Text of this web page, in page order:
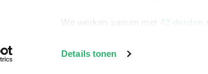
We werken samen met 42 derden
Details tonen